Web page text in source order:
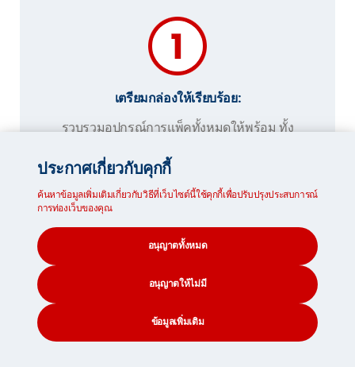
เตรียมกล่องให้เรียบร้อย:
รวบรวมอุปกรณ์การแพ็คทั้งหมดให้พร้อม ทั้ง
แน่น และปิดทับด้วยเทปกาวสามชั้น
ปิดเหลี่ยมมุมที่ยื่นออกมาด้วยเทปกาว และห่อ
กันกระแทกเพิ่ม เมื่อจัดกล่องจนเต็มแล้ว ปิด
ฝากล่อง
ประกาศเกี่ยวกับคุกกี้
ค้นหาข้อมูลเพิ่มเติมเกี่ยวกับวิธีที่เว็บไซต์นี้ใช้คุกกี้เพื่อปรับปรุงประสบการณ์
การท่องเว็บของคุณ
อนุญาตทั้งหมด
อนุญาตให้ไม่มี
ข้อมูลเพิ่มเติม